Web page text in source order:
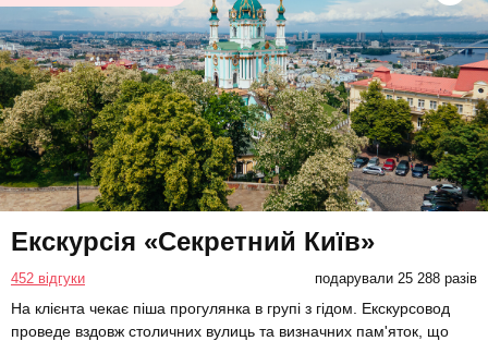
Екскурсія «Секретний Київ»
452 відгуки подарували 25 288 разів
На клієнта чекає піша прогулянка в групі з гідом. Екскурсовод
проведе вздовж столичних вулиць та визначних пам'яток, що